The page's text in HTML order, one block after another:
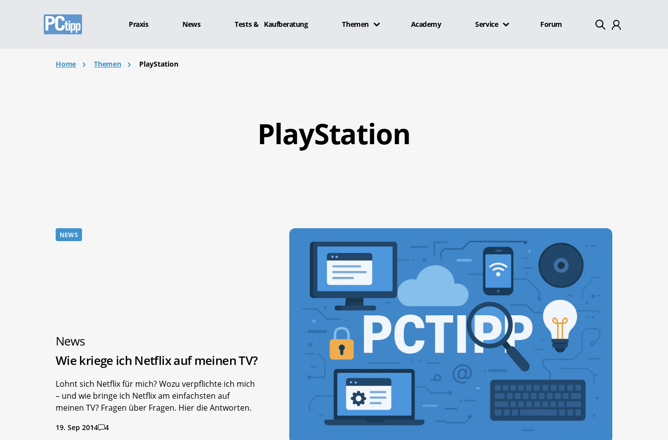
Praxis News Tests & Kaufberatung Themen Academy Service Forum
Home Themen PlayStation
PlayStation
NEWS
News
Wie kriege ich Netflix auf meinen TV?
Lohnt sich Netflix für mich? Wozu verpflichte ich mich
– und wie bringe ich Netflix am einfachsten auf
meinen TV? Fragen über Fragen. Hier die Antworten.
19. Sep 2014 4